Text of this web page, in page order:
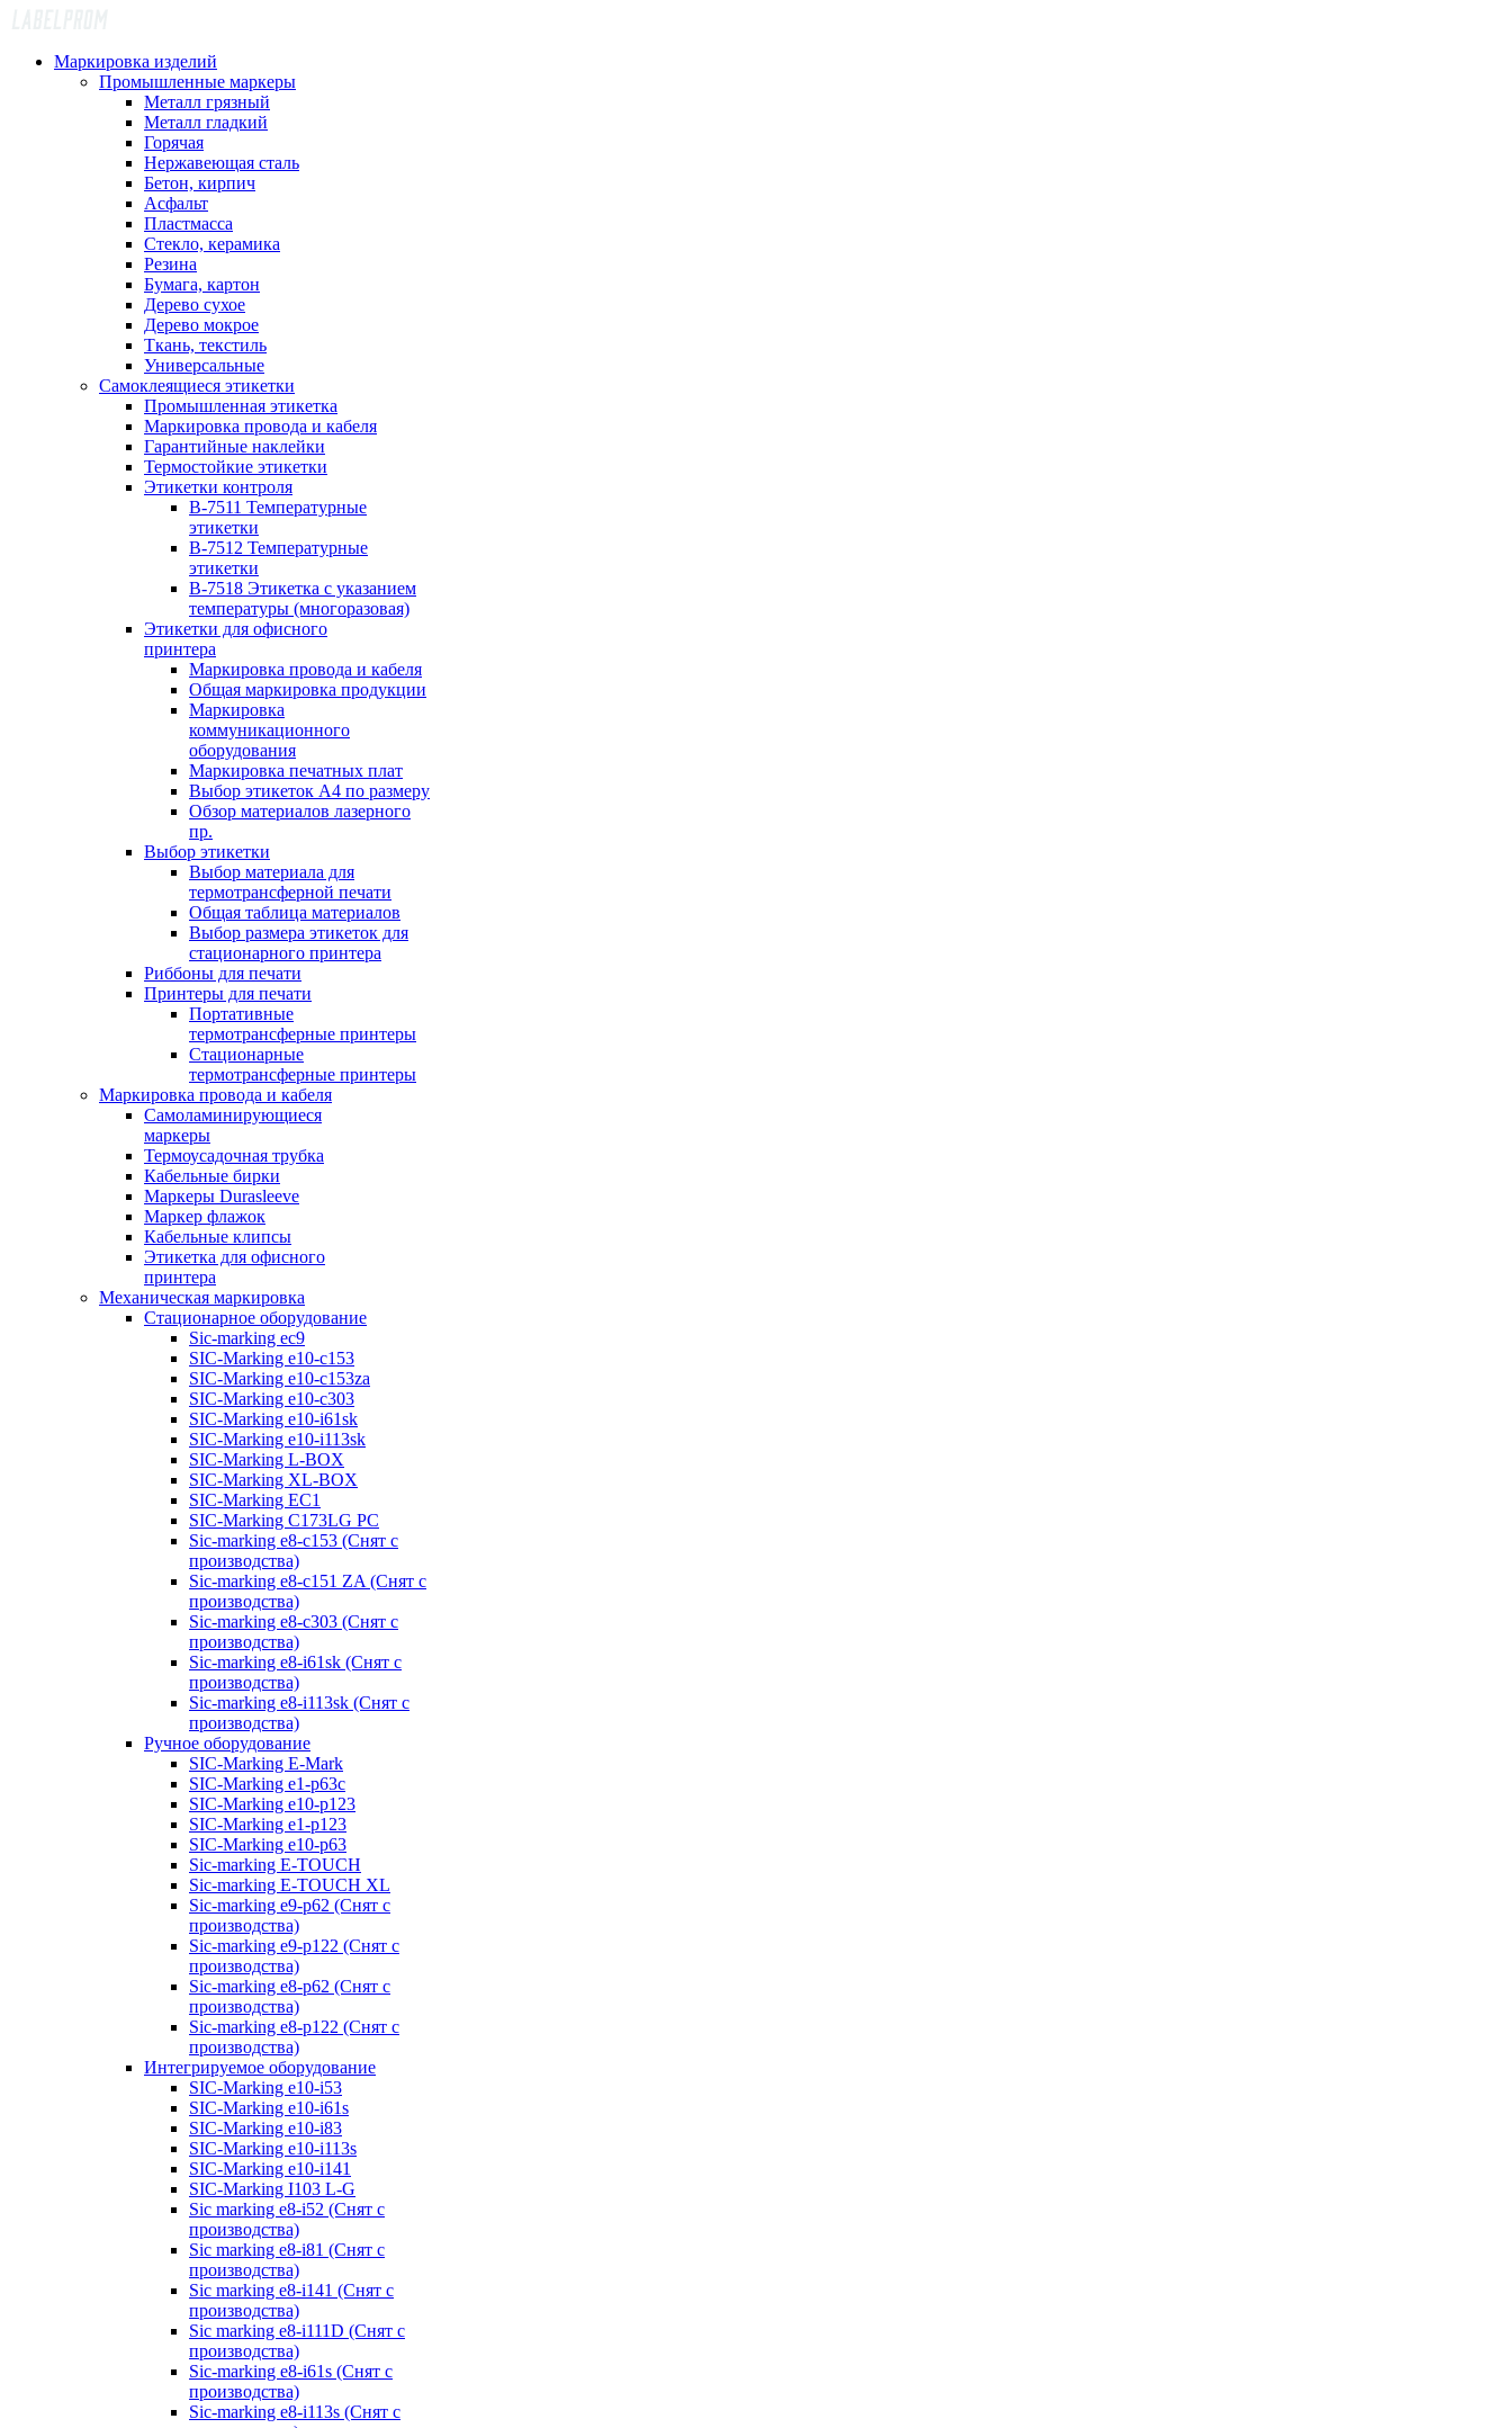
Маркировка изделий
Промышленные маркеры
Металл грязный
Металл гладкий
Горячая
Нержавеющая сталь
Бетон, кирпич
Асфальт
Пластмасса
Стекло, керамика
Резина
Бумага, картон
Дерево сухое
Дерево мокрое
Ткань, текстиль
Универсальные
Самоклеящиеся этикетки
Промышленная этикетка
Маркировка провода и кабеля
Гарантийные наклейки
Термостойкие этикетки
Этикетки контроля
B-7511 Температурные
этикетки
B-7512 Температурные
этикетки
B-7518 Этикетка с указанием
температуры (многоразовая)
Этикетки для офисного
принтера
Маркировка провода и кабеля
Общая маркировка продукции
Маркировка
коммуникационного
оборудования
Маркировка печатных плат
Выбор этикеток А4 по размеру
Обзор материалов лазерного
пр.
Выбор этикетки
Выбор материала для
термотрансферной печати
Общая таблица материалов
Выбор размера этикеток для
стационарного принтера
Риббоны для печати
Принтеры для печати
Портативные
термотрансферные принтеры
Стационарные
термотрансферные принтеры
Маркировка провода и кабеля
Самоламинирующиеся
маркеры
Термоусадочная трубка
Кабельные бирки
Маркеры Durasleeve
Маркер флажок
Кабельные клипсы
Этикетка для офисного
принтера
Механическая маркировка
Стационарное оборудование
Sic-marking ec9
SIC-Marking e10-c153
SIC-Marking e10-c153za
SIC-Marking e10-c303
SIC-Marking e10-i61sk
SIC-Marking e10-i113sk
SIC-Marking L-BOX
SIC-Marking XL-BOX
SIC-Marking EC1
SIC-Marking C173LG PC
Sic-marking e8-c153 (Снят с
производства)
Sic-marking e8-c151 ZA (Снят с
производства)
Sic-marking e8-c303 (Снят с
производства)
Sic-marking e8-i61sk (Снят с
производства)
Sic-marking e8-i113sk (Снят с
производства)
Ручное оборудование
SIC-Marking E-Mark
SIC-Marking e1-p63с
SIC-Marking e10-p123
SIC-Marking e1-p123
SIC-Marking e10-p63
Sic-marking E-TOUCH
Sic-marking E-TOUCH XL
Sic-marking e9-p62 (Снят с
производства)
Sic-marking e9-p122 (Снят с
производства)
Sic-marking e8-p62 (Снят с
производства)
Sic-marking e8-p122 (Снят с
производства)
Интегрируемое оборудование
SIC-Marking e10-i53
SIC-Marking e10-i61s
SIC-Marking e10-i83
SIC-Marking e10-i113s
SIC-Marking e10-i141
SIC-Marking I103 L-G
Sic marking e8-i52 (Снят с
производства)
Sic marking e8-i81 (Снят с
производства)
Sic marking e8-i141 (Снят с
производства)
Sic marking e8-i111D (Снят с
производства)
Sic-marking e8-i61s (Снят с
производства)
Sic-marking e8-i113s (Снят с